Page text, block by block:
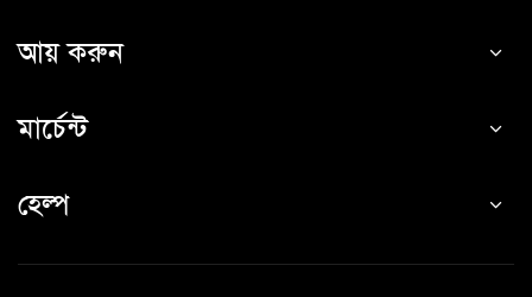
আয় করুন
মার্চেন্ট
হেল্প